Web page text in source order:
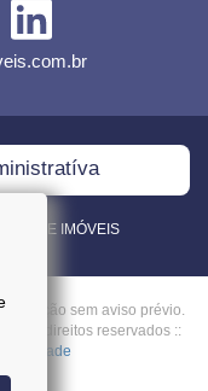
DE IMÓVEIS
alteração sem aviso prévio.
os direitos reservados ::